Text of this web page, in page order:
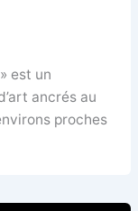
est un
ancrés au
proches